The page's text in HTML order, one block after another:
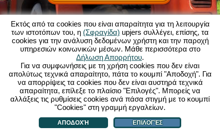
Σχετικά με το My Free Farm|
Η ιστορία πίσω από αυτό το παιχνίδι browser
Επικοινωνία/Συντελεστές|
Δήλωση Προστασίας Προσωπικών Δεδομένων|Κανόνες| Φόρουμ|
Υποστήριξη|My Free Farm 2 App |Google Play| App Store|
Παιχνίδια Browser - upjers.com|Διαχείριση Cookies
Εκτός από τα cookies που είναι απαραίτητα για τη λειτουργία
των ιστοτόπων του, η (Σφραγίδα) upjers συλλέγει, επίσης, τα
cookies για την ανάλυση δεδομένων χρήστη και την παροχή
υπηρεσιών κοινωνικών μέσων. Μάθε περισσότερα στο
Δήλωση Απορρήτου.
Για να συμφωνήσεις με τη χρήση cookies που δεν είναι
απολύτως τεχνικά απαραίτητο, πάτα το κουμπί "Αποδοχή". Για
να απορρίψεις τα cookies που δεν είναι αυστηρά τεχνικά
απαραίτητα, επίλεξε το πλαίσιο "Επιλογές". Μπορείς να
αλλάξεις τις ρυθμίσεις cookies ανά πάσα στιγμή με το κουμπί
"Cookies" στη γραμμή εργαλείων.
ΑΠΟΔΟΧΉ ΕΠΙΛΟΓΈΣ